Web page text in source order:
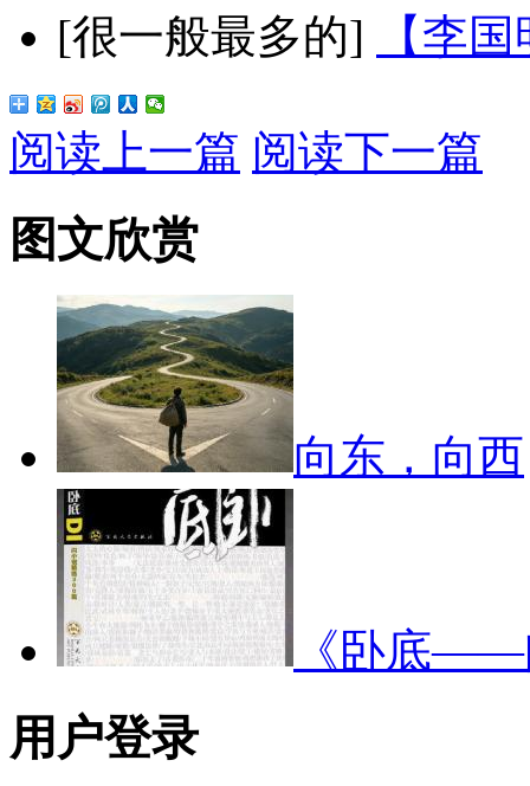
[很一般最多的]
【李
阅读上一篇 阅读下一篇
图文欣赏
向东，向西
《卧底
用户登录